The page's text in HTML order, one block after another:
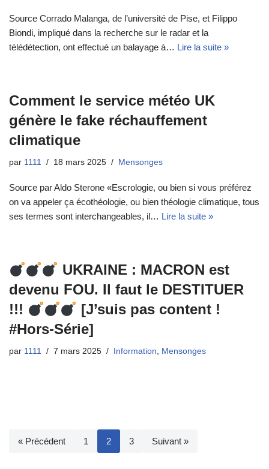
Source Corrado Malanga, de l’université de Pise, et Filippo
Biondi, impliqué dans la recherche sur le radar et la
télédétection, ont effectué un balayage à… Lire la suite »
Comment le service météo UK
génère le fake réchauffement
climatique
par 1111 18 mars 2025 Mensonges
Source par Aldo Sterone «Escrologie, ou bien si vous préférez
on va appeler ça écothéologie, ou bien théologie climatique, tous
ses termes sont interchangeables, il… Lire la suite »
UKRAINE : MACRON est
devenu FOU. Il faut le DESTITUER
!!!
[J’suis pas content !
#Hors-Série]
par 1111 7 mars 2025 Information, Mensonges
« Précédent 1 2 3 Suivant »